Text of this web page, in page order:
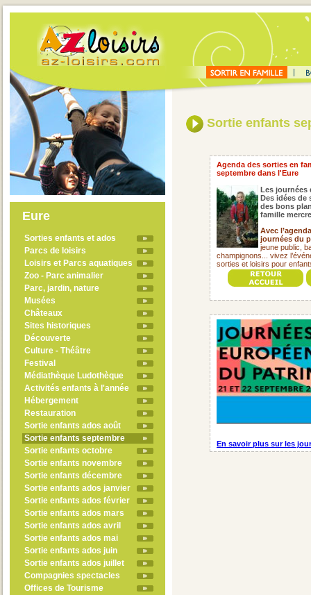
Eure
Sorties enfants et ados
Parcs de loisirs
Loisirs et Parcs aquatiques
Zoo - Parc animalier
Parc, jardin, nature
Musées
Châteaux
Sites historiques
Découverte
Culture - Théâtre
Festival
Médiathèque Ludothèque
Activités enfants à l'année
Hébergement
Restauration
Sortie enfants ados août
Sortie enfants septembre
Sortie enfants octobre
Sortie enfants novembre
Sortie enfants décembre
Sortie enfants ados janvier
Sortie enfants ados février
Sortie enfants ados mars
Sortie enfants ados avril
Sortie enfants ados mai
Sortie enfants ados juin
Sortie enfants ados juillet
Compagnies spectacles
Offices de Tourisme
Sortie enfants
Agenda des sorties en
septembre dans l'Eure
Les journées
Des idées de
des bons
famille
Avec
journées du
jeune public,
champignons... vivez
sorties et loisirs pour
En savoir plus sur les